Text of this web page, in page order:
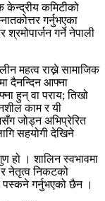
केन्द्रीय कमिटीको
गर्नुभएका
श्रमोपार्जन गर्ने नेपाली
महत्व राख्ने सामाजिक
दैनन्दिन आफ्ना
हुन् वा पराय; तिखो
काम र यी
जोड्न अभिप्रेरित
सहयोगी देखिने
हो । शालिन स्वभावमा
र नेतृत्व निकटको
पस्कने गर्नुभएको छैन ।